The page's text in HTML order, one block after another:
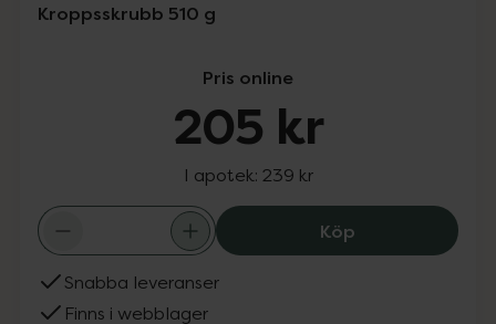
Kroppsskrubb 510 g
Pris online
205 kr
I apotek: 239 kr
KöpTree Hut Shea
Snabba leveranser
Finns i webblager